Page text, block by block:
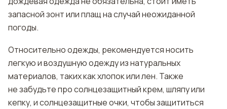
запасной зонт или плащ на случай неожиданной
погоды.
Относительно одежды, рекомендуется носить
легкую и воздушную одежду из натуральных
материалов, таких как хлопок или лен. Также
не забудьте про солнцезащитный крем, шляпу или
кепку, и солнцезащитные очки, чтобы защититься